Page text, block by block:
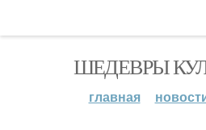
ШЕДЕВРЫ
главная